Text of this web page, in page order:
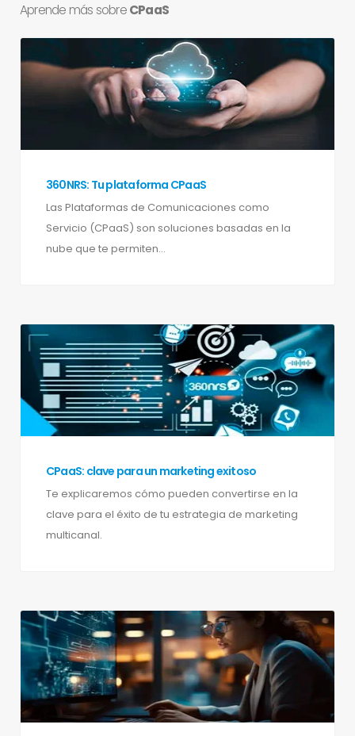
Aprende más sobreCPaaS
360NRS: Tu plataforma CPaaS
Las Plataformas de Comunicaciones como
Servicio (CPaaS) son soluciones basadas en la
nube que te permiten...
CPaaS: clave para un marketing exitoso
Te explicaremos cómo pueden convertirse en la
clave para el éxito de tu estrategia de marketing
multicanal.